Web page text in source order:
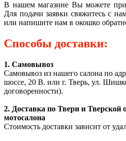
В нашем магазине Вы можете
Для подачи заявки свяжитесь с
или напишите нам в окошко
Способы доставки:
1. Самовывоз
Самовывоз из нашего салона по
шоссе, 20 В. или г. Тверь, ул.
договоренности).
2. Доставка по Твери и Тверской
мотосалона
Стоимость доставки зависит от